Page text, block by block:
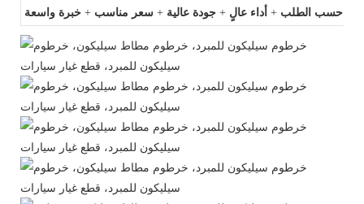
حسب الطلب + أداء عالٍ + جودة عالية + سعر مناسب + خبرة واسعة